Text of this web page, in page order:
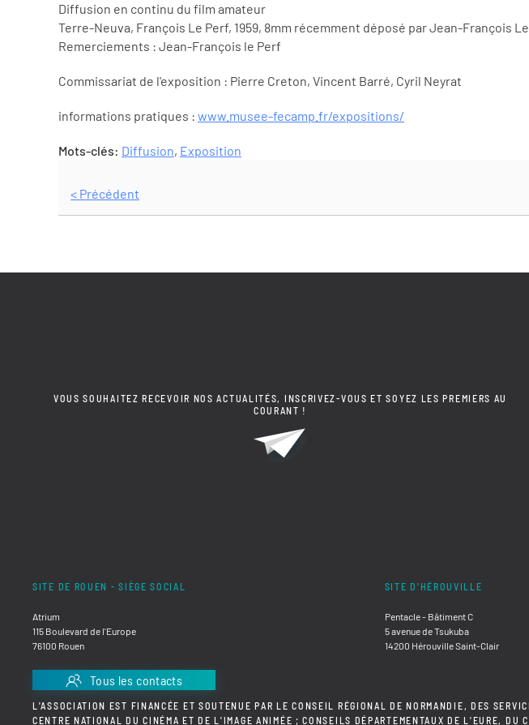
Diffusion en continu du film amateur
Terre-Neuva, François Le Perf, 1959, 8mm récemment déposé par Jean-François
Remerciements : Jean-François le Perf
Commissariat de l'exposition : Pierre Creton, Vincent Barré, Cyril Neyrat
informations pratiques : www.musee-fecamp.fr/expositions/
Mots-clés: Diffusion, Exposition
< Précédent
VOUS SOUHAITEZ RECEVOIR NOS ACTUALITÉS, INSCRIVEZ-VOUS ET SOYEZ LES PREMIERS AU
COURANT !
SITE DE ROUEN - SIÈGE SOCIAL
Atrium
115 Boulevard de l'Europe
76100 Rouen
Tous les contacts
SITE D'HÉROUVILLE
Pentacle - Bâtiment C
5 avenue de Tsukuba
14200 Hérouville Saint-Clair
L'ASSOCIATION EST FINANCÉE ET SOUTENUE PAR LE CONSEIL RÉGIONAL DE NORMANDIE, DES
CENTRE NATIONAL DU CINÉMA ET DE L'IMAGE ANIMÉE ; CONSEILS DÉPARTEMENTAUX DE L'EURE,